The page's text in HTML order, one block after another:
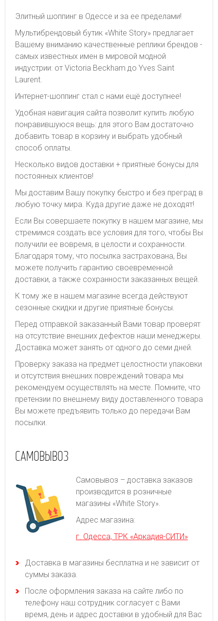
Элитный шоппинг в Одессе и за ее пределами!
Мультибрендовый бутик «White Story» предлагает
Вашему вниманию качественные реплики брендов -
самых известных имен в мировой модной
индустрии: от Victoria Beckham до Yves Saint
Laurent.
Интернет-шоппинг стал с нами ещё доступнее!
Удобная навигация сайта позволит купить любую
понравившуюся вещь: для этого Вам достаточно
добавить товар в корзину и выбрать удобный
способ оплаты.
Несколько видов доставки + приятные бонусы для
постоянных клиентов!
Мы доставим Вашу покупку быстро и без преград в
любую точку мира. Куда другие даже не доходят!
Если Вы совершаете покупку в нашем магазине, мы
стремимся создать все условия для того, чтобы Вы
получили ее вовремя, в целости и сохранности.
Благодаря тому, что посылка застрахована, Вы
можете получить гарантию своевременной
доставки, а также сохранности заказанных вещей.
К тому же в нашем магазине всегда действуют
сезонные скидки и другие приятные бонусы.
Перед отправкой заказанный Вами товар проверят
на отсутствие внешних дефектов наши менеджеры.
Доставка может занять от одного до семи дней.
Проверку заказа на предмет целостности упаковки
и отсутствия внешних повреждений товара мы
рекомендуем осуществлять на месте. Помните, что
претензии по внешнему виду доставленного товара
Вы можете предъявить только до передачи Вам
посылки.
САМОВЫВОЗ
Самовывоз – доставка заказов
производится в розничные
магазины «White Story».
Адрес магазина:
г. Одесса, ТРК «Аркадия-СИТИ»
Доставка в магазины бесплатна и не зависит от
суммы заказа.
После оформления заказа на сайте либо по
телефону наш сотрудник согласует с Вами
время, день и адрес доставки в удобный для Вас